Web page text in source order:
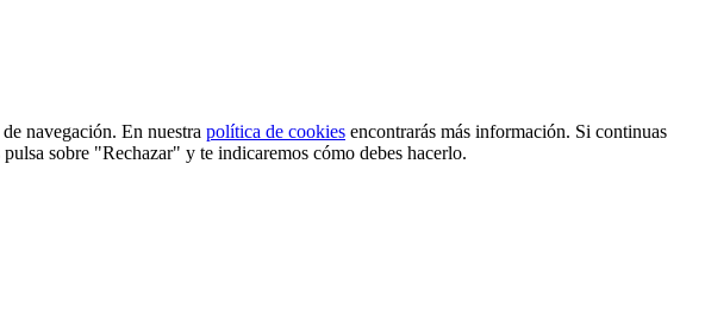
navegación. En nuestra política de cookies encontrarás más información. Si continuas
sobre "Rechazar" y te indicaremos cómo debes hacerlo.